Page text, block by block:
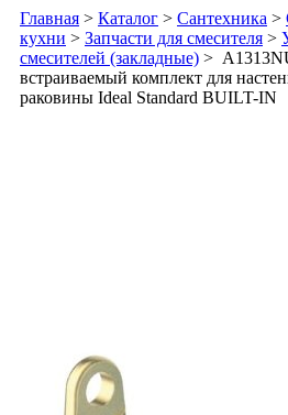
Главная > Каталог > Сантехника >
кухни > Запчасти для смесителя >
смесителей (закладные) >
встраиваемый комплект для
раковины Ideal Standard BUILT-IN